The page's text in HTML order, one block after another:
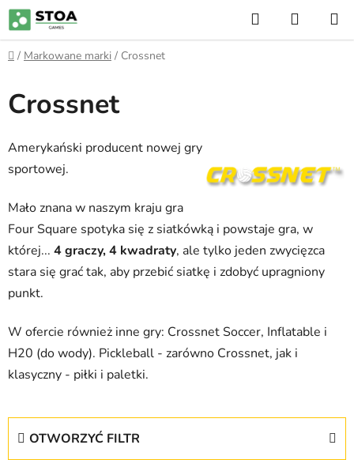
Przejść
do
treści
Szukaj
Home
/ Markowane marki / Crossnet
Crossnet
Amerykański producent nowej gry
sportowej.
Mało znana w naszym kraju gra
Four Square spotyka się z siatkówką i powstaje gra, w
której... 4 graczy, 4 kwadraty, ale tylko jeden zwycięzca
stara się grać tak, aby przebić siatkę i zdobyć upragniony
punkt.
W ofercie również inne gry: Crossnet Soccer, Inflatable i
H20 (do wody). Pickleball - zarówno Crossnet, jak i
klasyczny - piłki i paletki.
OTWORZYĆ FILTR